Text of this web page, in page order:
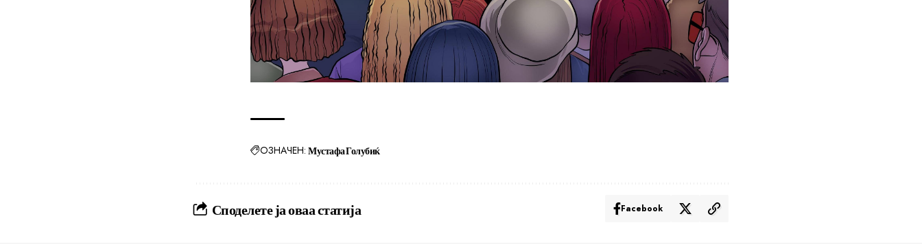
ОЗНАЧЕН: Мустафа Голубиќ
Споделете ја оваа статија Facebook